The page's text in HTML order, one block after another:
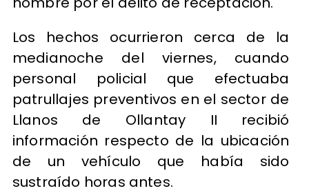
Los hechos ocurrieron cerca de la
medianoche del viernes, cuando
personal policial que efectuaba
patrullajes preventivos en el sector de
Llanos de Ollantay II recibió
información respecto de la ubicación
de un vehículo que había sido
sustraído horas antes.